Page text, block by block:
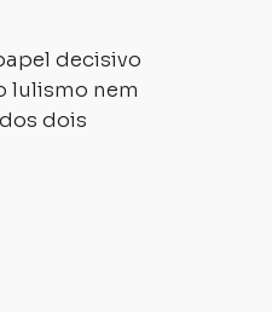
decisivo
lulismo nem
dois